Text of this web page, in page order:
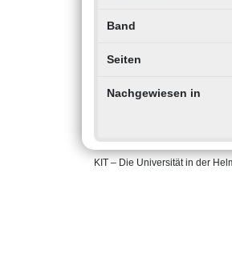
Band
Seiten
Nachgewiesen in
KIT – Die Universität in der